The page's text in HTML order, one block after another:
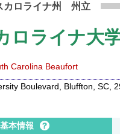
カロライナ州州立
ロライナ大
Carolina Beaufort
Boulevard, Bluffton, SC,
基本情報